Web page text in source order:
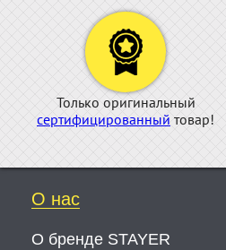
Только оригинальный
сертифицированный товар!
О нас
О бренде STAYER